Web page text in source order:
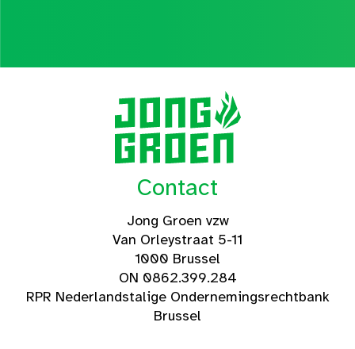
Contact
Jong Groen vzw
Van Orleystraat 5-11
1000 Brussel
ON 0862.399.284
RPR Nederlandstalige Ondernemingsrechtbank
Brussel